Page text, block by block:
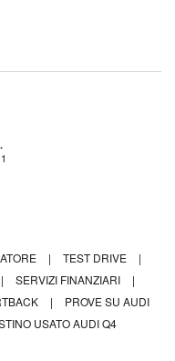
| TEST DRIVE
|
| SERVIZI FINANZIARI
|
|
PROVE SU AUDI
USATO AUDI Q4